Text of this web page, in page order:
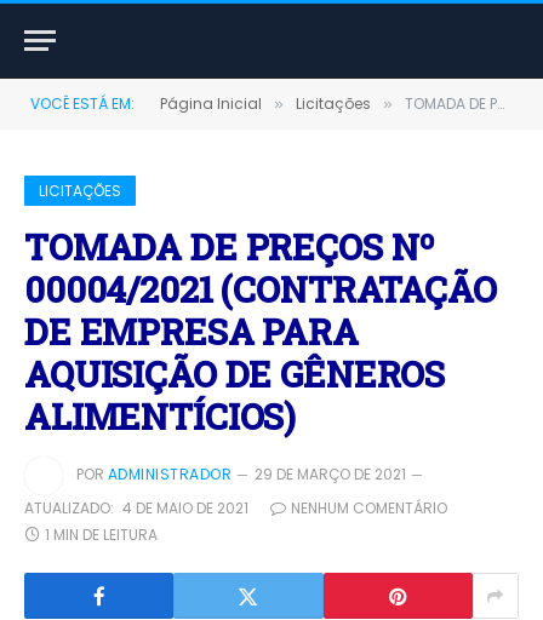
VOCÊ ESTÁ EM: Página Inicial » Licitações » TOMADA DE PREÇOS Nº 00004/2021 (CONTRATAÇÃO DE EMPRESA PARA AQUISIÇÃO DE GÊNEROS ALIMENTÍCIOS)
LICITAÇÕES
TOMADA DE PREÇOS Nº
00004/2021 (CONTRATAÇÃO
DE EMPRESA PARA
AQUISIÇÃO DE GÊNEROS
ALIMENTÍCIOS)
POR ADMINISTRADOR
29 DE MARÇO DE 2021
ATUALIZADO: 4 DE MAIO DE 2021
NENHUM COMENTÁRIO
1 MIN DE LEITURA